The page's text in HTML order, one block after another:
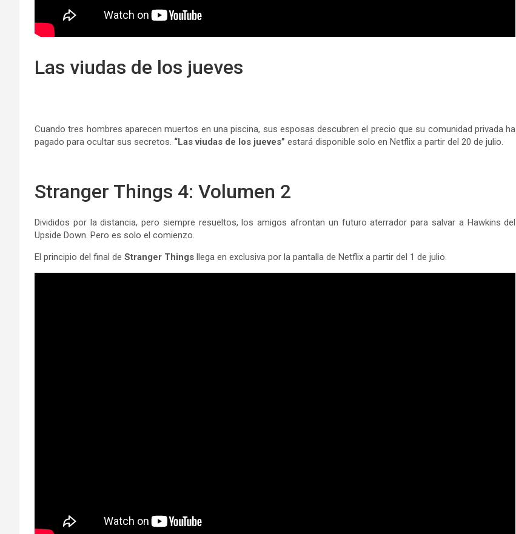
Las viudas de los jueves
Cuando tres hombres aparecen muertos en una piscina, sus esposas descubren el precio que su comunidad privada ha
pagado para ocultar sus secretos. “Las viudas de los jueves” estará disponible solo en Netflix a partir del 20 de julio.
Stranger Things 4: Volumen 2
Divididos por la distancia, pero siempre resueltos, los amigos afrontan un futuro aterrador para salvar a Hawkins del
Upside Down. Pero es solo el comienzo.
El principio del final de Stranger Things llega en exclusiva por la pantalla de Netflix a partir del 1 de julio.